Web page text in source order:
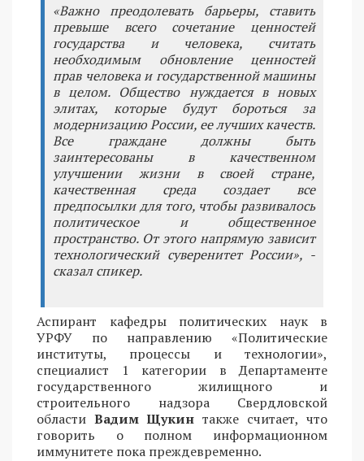
«Важно преодолевать барьеры, ставить
превыше всего сочетание ценностей
государства и человека, считать
необходимым обновление ценностей
прав человека и государственной машины
в целом. Общество нуждается в новых
элитах, которые будут бороться за
модернизацию России, ее лучших качеств.
Все граждане должны быть
заинтересованы в качественном
улучшении жизни в своей стране,
качественная среда создает все
предпосылки для того, чтобы развивалось
политическое и общественное
пространство. От этого напрямую зависит
технологический суверенитет России», -
сказал спикер.
Аспирант кафедры политических наук в
УРФУ по направлению «Политические
институты, процессы и технологии»,
специалист 1 категории в Департаменте
государственного жилищного и
строительного надзора Свердловской
области Вадим Щукин также считает, что
говорить о полном информационном
иммунитете пока преждевременно.